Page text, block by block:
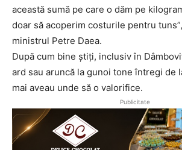
această sumă pe care o dăm pe
doar să acoperim costurile pentru
ministrul Petre Daea.
După cum bine știți, inclusiv în
ard sau aruncă la gunoi tone întregi de
mai aveau unde să o valorifice.
Publicitate